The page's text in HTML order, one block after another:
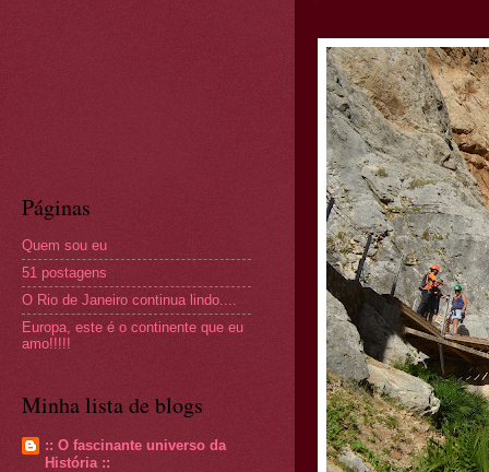
Páginas
Quem sou eu
51 postagens
O Rio de Janeiro continua lindo....
Europa, este é o continente que eu
amo!!!!!
Minha lista de blogs
:: O fascinante universo da
História ::